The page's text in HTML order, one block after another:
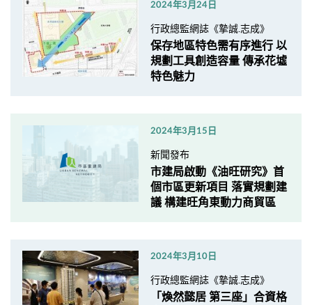
2024年3月24日
行政總監網誌《摯誠.志成》
保存地區特色需有序進行 以
規劃工具創造容量 傳承花墟
特色魅力
2024年3月15日
新聞發布
市建局啟動《油旺研究》首
個市區更新項目 落實規劃建
議 構建旺角東動力商貿區
2024年3月10日
行政總監網誌《摯誠.志成》
「煥然懿居 第三座」合資格